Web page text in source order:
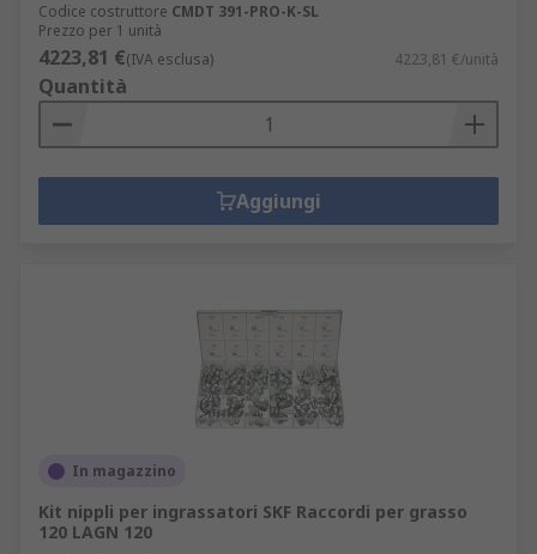
Codice costruttore CMDT 391-PRO-K-SL
Prezzo per 1 unità
4223,81 €(IVA esclusa) 4223,81 €/unità
Quantità
Aggiungi
In magazzino
Kit nippli per ingrassatori SKF Raccordi per grasso
120 LAGN 120